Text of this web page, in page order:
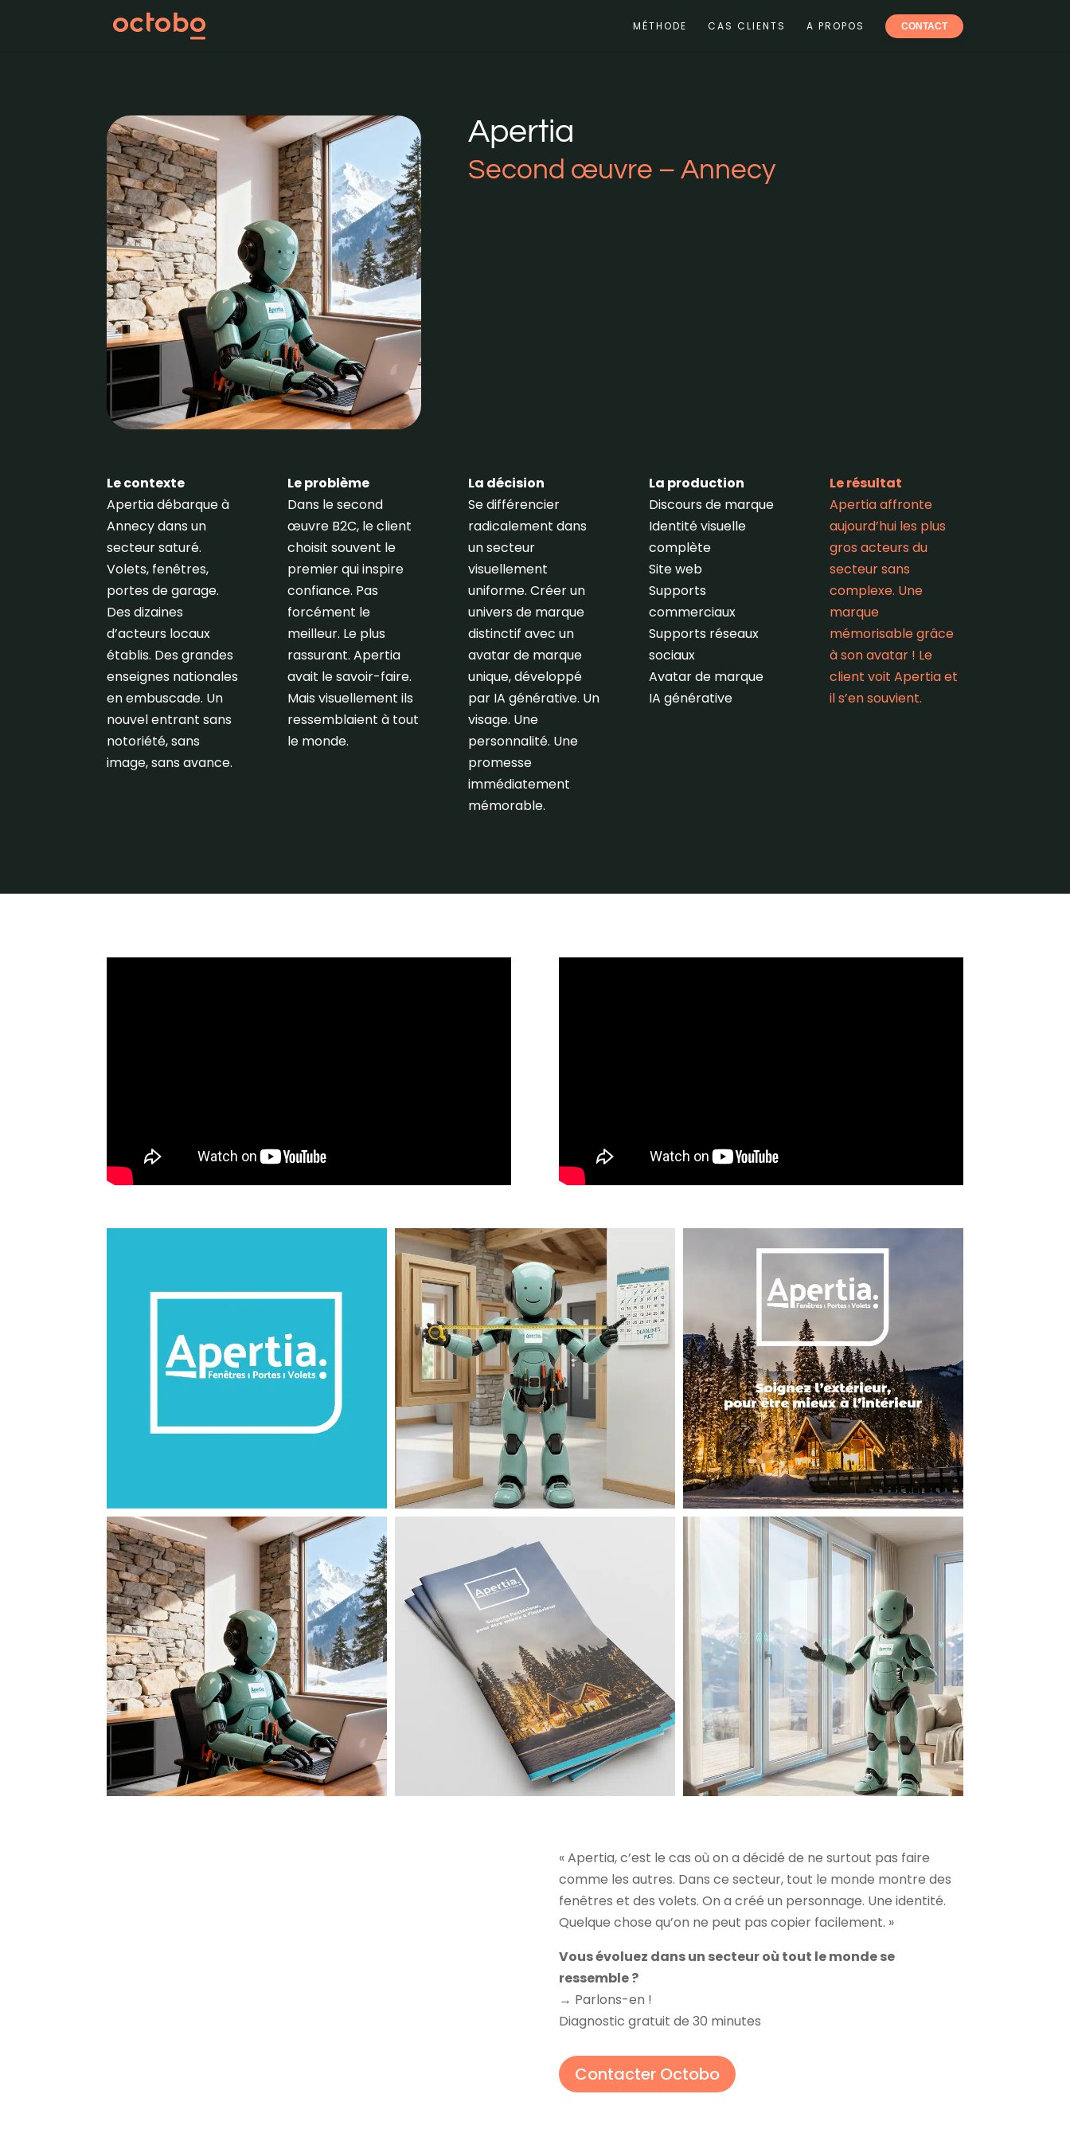
MÉTHODE CAS CLIENTS A PROPOS CONTACT
Apertia
Second œuvre – Annecy
Lecontexte
Apertia débarque à
Annecy dans un
secteur saturé.
Volets, fenêtres,
portes de garage.
Des dizaines
d’acteurs locaux
établis. Des grandes
enseignes nationales
en embuscade. Un
nouvel entrant sans
notoriété, sans
image, sans avance.
Le problème
Dans le second
œuvre B2C, le client
choisit souvent le
premier qui inspire
confiance. Pas
forcément le
meilleur. Le plus
rassurant. Apertia
avait le savoir-faire.
Mais visuellement ils
ressemblaient à tout
le monde.
La décision
Se différencier
radicalement dans
un secteur
visuellement
uniforme. Créer un
univers de marque
distinctif avec un
avatar de marque
unique, développé
par IA générative. Un
visage. Une
personnalité. Une
promesse
immédiatement
mémorable.
La production
Discours de marque
Identité visuelle
complète
Site web
Supports
commerciaux
Supports réseaux
sociaux
Avatar de marque
IA générative
Lerésultat
Apertia affronte
aujourd’hui les plus
gros acteurs du
secteur sans
complexe. Une
marque
mémorisable grâce
à son avatar ! Le
client voit Apertia et
il s’en souvient.
« Apertia, c’est le cas où on a décidé de ne surtout pas faire
comme les autres. Dans ce secteur, tout le monde montre des
fenêtres et des volets. On a créé un personnage. Une identité.
Quelque chose qu’on ne peut pas copier facilement. »
Vous évoluez dans un secteur où tout le monde se
ressemble ?
→ Parlons-en !
Diagnostic gratuit de 30 minutes
Contacter Octobo